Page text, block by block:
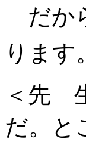
だか
ります。
＜先
だ。と